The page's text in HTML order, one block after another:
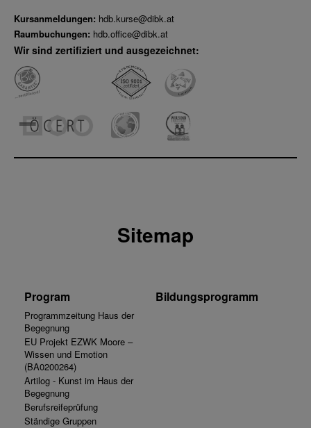
Kursanmeldungen: hdb.kurse@dibk.at
Raumbuchungen: hdb.office@dibk.at
Wir sind zertifiziert und ausgezeichnet:
Sitemap
Program
Programmzeitung Haus der
Begegnung
EU Projekt EZWK Moore –
Wissen und Emotion
(BA0200264)
Artilog - Kunst im Haus der
Begegnung
Berufsreifeprüfung
Ständige Gruppen
Bildungsprogramm